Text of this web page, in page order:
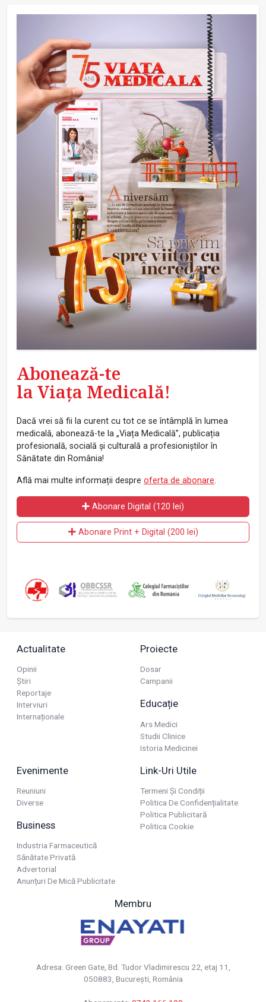
Abonează-te
la Viața Medicală!
Dacă vrei să fii la curent cu tot ce se întâmplă în lumea
medicală, abonează-te la „Viața Medicală”, publicația
profesională, socială și culturală a profesioniștilor în
Sănătate din România!
Află mai multe informații despre oferta de abonare.
Abonare Digital (120 lei)
Abonare Print + Digital (200 lei)
Actualitate
Opinii
Știri
Reportaje
Interviuri
Internaționale
Proiecte
Dosar
Campanii
Educație
Ars Medici
Studii Clinice
Istoria Medicinei
Evenimente
Reuniuni
Diverse
Business
Industria Farmaceutică
Sănătate Privată
Advertorial
Anunțuri De Mică Publicitate
Link-Uri Utile
Termeni Și Condiții
Politica De Confidențialitate
Politica Publicitară
Politica Cookie
Membru
Adresa: Green Gate, Bd. Tudor Vladimirescu 22, etaj 11,
050883, Bucureşti, România